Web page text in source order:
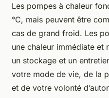
Les pompes à chaleur
°C, mais peuvent être
cas de grand froid. Les
une chaleur immédiate et
un stockage et un
votre mode de vie, de la
et de votre volonté